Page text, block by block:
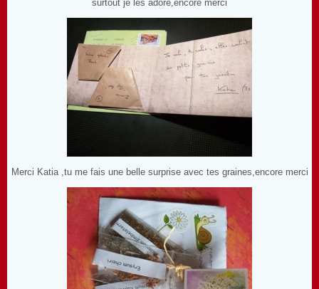
surtout je les adore,encore merci
Merci Katia ,tu me fais une belle surprise avec tes graines,encore merci